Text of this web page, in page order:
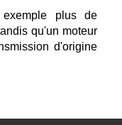
plus de
qu'un moteur
d'origine